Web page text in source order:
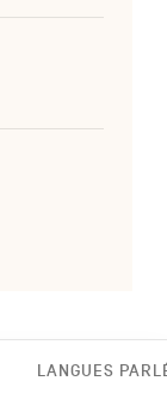
LANGUES